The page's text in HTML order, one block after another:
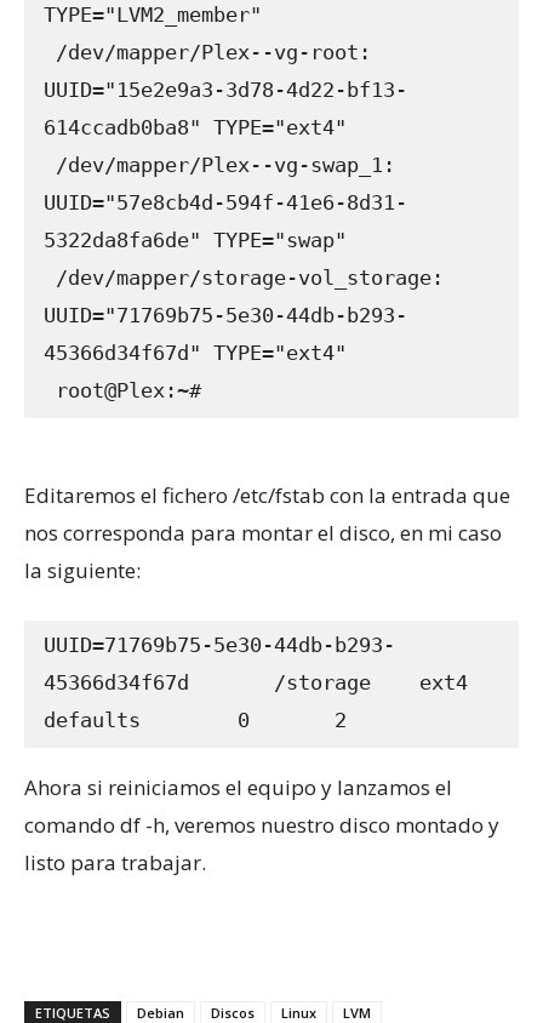
TYPE="LVM2_member"
UUID="15e2e9a3-3d78-4d22-bf13-
614ccadb0ba8" TYPE="ext4"
UUID="57e8cb4d-594f-41e6-8d31-
5322da8fa6de" TYPE="swap"
UUID="71769b75-5e30-44db-b293-
45366d34f67d" TYPE="ext4"
root@Plex:~#
Editaremos el fichero /etc/fstab con la entrada que
nos corresponda para montar el disco, en mi caso
la siguiente:
UUID=71769b75-5e30-44db-b293-
45366d34f67d       /storage    ext4
defaults        0       2
Ahora si reiniciamos el equipo y lanzamos el
comando df -h, veremos nuestro disco montado y
listo para trabajar.
ETIQUETAS Debian Discos Linux LVM